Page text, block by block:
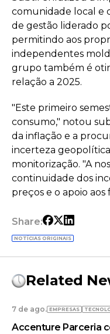
comunidade local e
de gestão liderado
permitindo aos
independentes
grupo também é
relação a 2025.
"Este primeiro
consumo," notou
da inflação e a
incerteza
monitorização. "A
continuidade dos
preços e o apoio aos
Share:
NOTÍCIAS ORIGINAIS
Related
7 de ago. EMPRESAS
Accenture Parceria